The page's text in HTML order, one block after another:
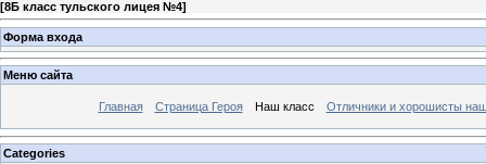
[8Б класс тульского лицея №4]
Форма входа
Меню сайта
Главная Страница Героя Наш класс Отличники и хорошисты
Categories